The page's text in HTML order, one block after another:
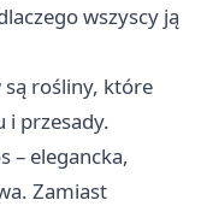
wszyscy ją
rośliny, które
i przesady.
– elegancka,
Zamiast